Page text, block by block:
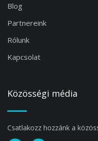
Blog
Partnereink
Rólunk
Kapcsolat
Közösségi média
Csatlakozz hozzánk a